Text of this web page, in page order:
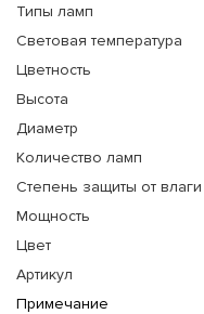
Типы ламп
Световая температура
Цветность
Высота
Диаметр
Количество ламп
Степень защиты от влаги
Мощность
Цвет
Артикул
Примечание